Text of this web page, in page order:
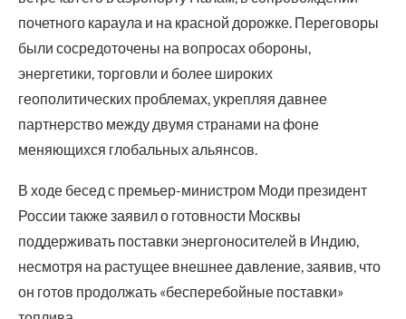
почетного караула и на красной дорожке. Переговоры
были сосредоточены на вопросах обороны,
энергетики, торговли и более широких
геополитических проблемах, укрепляя давнее
партнерство между двумя странами на фоне
меняющихся глобальных альянсов.
В ходе бесед с премьер-министром Моди президент
России также заявил о готовности Москвы
поддерживать поставки энергоносителей в Индию,
несмотря на растущее внешнее давление, заявив, что
он готов продолжать «бесперебойные поставки»